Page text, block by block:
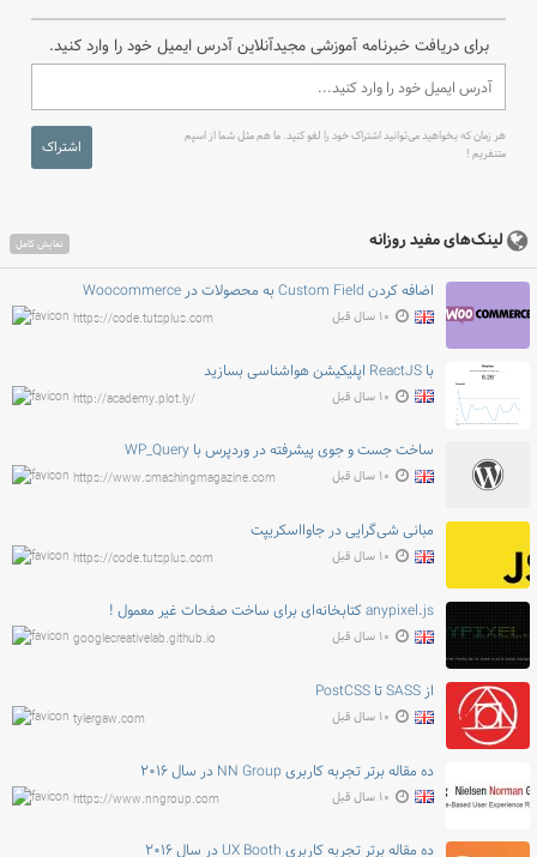
برای دریافت خبرنامه آموزشی مجیدآنلاین آدرس ایمیل خود را وارد کنید.
هر زمان که بخواهید می‌توانید اشتراک خود را لغو کنید. ما هم مثل شما از اسپم
متنفریم !
اشتراک
لینک‌های مفید روزانه نمایش کامل
اضافه کردن Custom Field به محصولات در Woocommerce
https://code.tutsplus.com ۱۰ سال قبل
با ReactJS اپلیکیشن هواشناسی بسازید
http://academy.plot.ly/ ۱۰ سال قبل
ساخت جست و جوی پیشرفته در وردپرس با WP_Query
https://www.smashingmagazine.com ۱۰ سال قبل
مبانی شی‌گرایی در جاوااسکریپت
https://code.tutsplus.com ۱۰ سال قبل
anypixel.js کتابخانه‌ای برای ساخت صفحات غیر معمول !
googlecreativelab.github.io ۱۰ سال قبل
از SASS تا PostCSS
tylergaw.com ۱۰ سال قبل
ده مقاله برتر تجربه کاربری NN Group در سال ۲۰۱۶
https://www.nngroup.com ۱۰ سال قبل
ده مقاله برتر تجربه کاربری UX Booth در سال ۲۰۱۶